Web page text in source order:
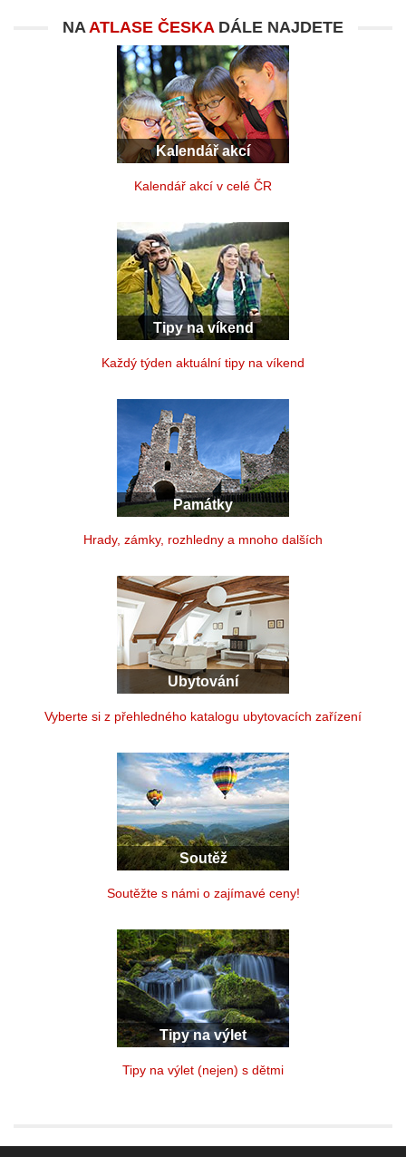
NAATLASE ČESKADÁLE NAJDETE
Kalendář akcí
Kalendář akcí v celé ČR
Tipy na víkend
Každý týden aktuální tipy na víkend
Památky
Hrady, zámky, rozhledny a mnoho dalších
Ubytování
Vyberte si z přehledného katalogu ubytovacích zařízení
Soutěž
Soutěžte s námi o zajímavé ceny!
Tipy na výlet
Tipy na výlet (nejen) s dětmi